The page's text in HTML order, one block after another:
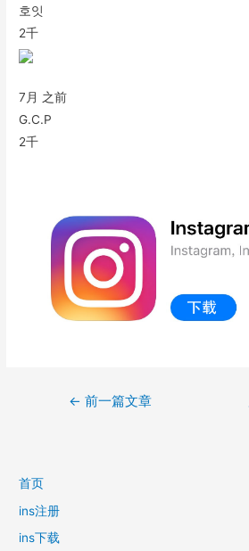
호잇
2千
7月 之前
G.C.P
2千
← 前一篇文章
首页
ins注册
ins下载